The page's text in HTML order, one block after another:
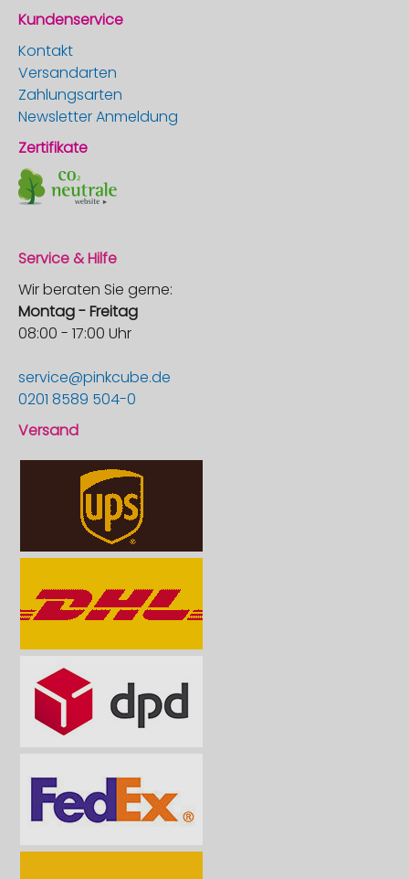
Kundenservice
Kontakt
Versandarten
Zahlungsarten
Newsletter Anmeldung
Zertifikate
Service & Hilfe
Wir beraten Sie gerne:
Montag - Freitag
08:00 - 17:00 Uhr
service@pinkcube.de
0201 8589 504-0
Versand